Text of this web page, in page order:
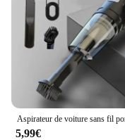
5,99€